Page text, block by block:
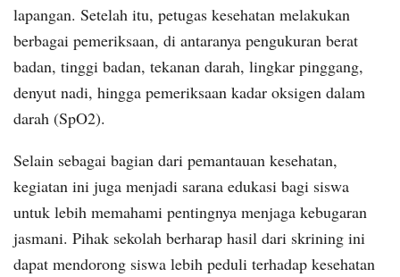
lapangan. Setelah itu, petugas kesehatan melakukan
berbagai pemeriksaan, di antaranya pengukuran berat
badan, tinggi badan, tekanan darah, lingkar pinggang,
denyut nadi, hingga pemeriksaan kadar oksigen dalam
darah (SpO2).
Selain sebagai bagian dari pemantauan kesehatan,
kegiatan ini juga menjadi sarana edukasi bagi siswa
untuk lebih memahami pentingnya menjaga kebugaran
jasmani. Pihak sekolah berharap hasil dari skrining ini
dapat mendorong siswa lebih peduli terhadap kesehatan